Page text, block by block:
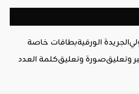
الجريدة الورقيةبطاقات خاصة
وتعليقصورة وتعليقكلمة العدد